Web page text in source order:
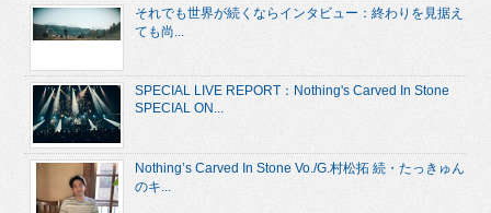
それでも世界が続くならインタビュー：終わりを見据え
ても尚...
SPECIAL LIVE REPORT：Nothing's Carved In Stone
SPECIAL ON...
Nothing’s Carved In Stone Vo./G.村松拓 続・たっきゅん
のキ...